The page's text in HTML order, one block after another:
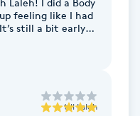
feeling like I had
still a bit early
sessions.
till Laleh